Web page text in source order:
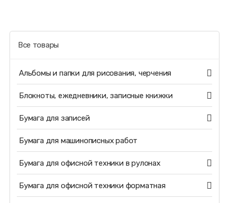
Все товары
Альбомы и папки для рисования, черчения
Блокноты, ежедневники, записные книжки
Бумага для записей
Бумага для машинописных работ
Бумага для офисной техники в рулонах
Бумага для офисной техники форматная